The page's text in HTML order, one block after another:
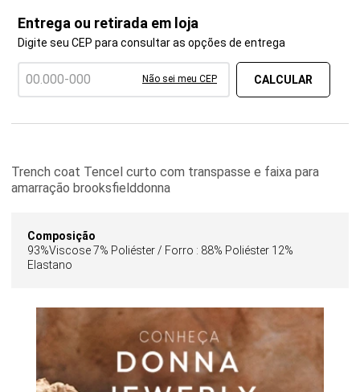
Entrega ou retirada em loja
Digite seu CEP para consultar as opções de entrega
Não sei meu CEP
Trench coat Tencel curto com transpasse e faixa para
amarração brooksfielddonna
Composição
93%Viscose 7% Poliéster / Forro : 88% Poliéster 12%
Elastano